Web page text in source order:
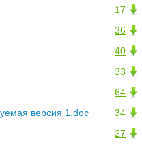
17
36
40
33
64
34
версия 1.doc
27